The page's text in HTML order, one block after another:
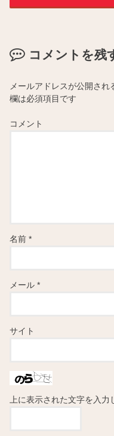
コメントを残
メールアドレスが公開され
欄は必須項目です
コメント
名前*
メール*
サイト
上に表示された文字を入力